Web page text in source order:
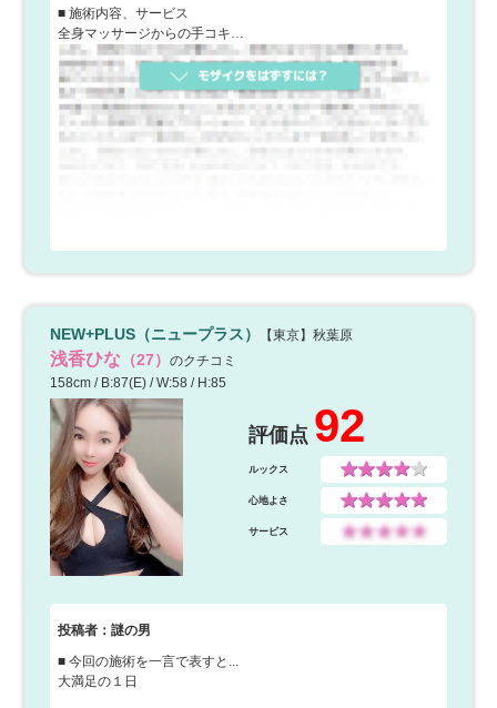
■ 施術内容、サービス
全身マッサージからの手コキ…
NEW+PLUS（ニュープラス） 【東京】秋葉原
浅香ひな（27） のクチコミ
158cm / B:87(E) / W:58 / H:85
評価点 92
ルックス
心地よさ
サービス
投稿者：謎の男
■ 今回の施術を一言で表すと...
大満足の１日